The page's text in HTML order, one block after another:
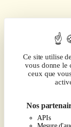
Ce site utilise
vous donne le
ceux que
Nos
APIs